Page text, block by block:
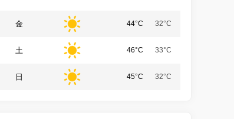
金 44°C 32°C
土 46°C 33°C
日 45°C 32°C